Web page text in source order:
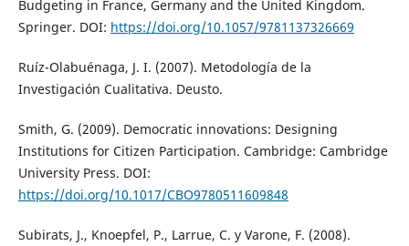
Budgeting in France, Germany and the United Kingdom.
Springer. DOI: https://doi.org/10.1057/9781137326669
Ruíz-Olabuénaga, J. I. (2007). Metodología de la
Investigación Cualitativa. Deusto.
Smith, G. (2009). Democratic innovations: Designing
Institutions for Citizen Participation. Cambridge: Cambridge
University Press. DOI:
https://doi.org/10.1017/CBO9780511609848
Subirats, J., Knoepfel, P., Larrue, C. y Varone, F. (2008).